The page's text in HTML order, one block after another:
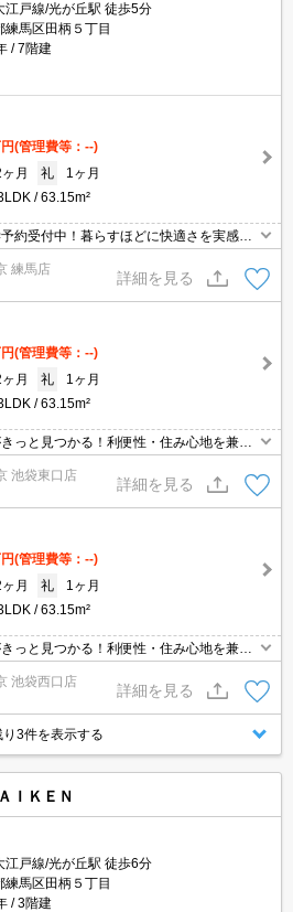
江戸線/光が丘駅 徒歩5分
練馬区田柄５丁目
7階建
(管理費等：--)
月 礼
1ヶ月
63.15m²
約受付中！暮らすほどに快適さを実感で
設の多さ！日常の買い物に便利！
練馬店
詳細を見る
(管理費等：--)
月 礼
1ヶ月
63.15m²
っと見つかる！利便性・住み心地を兼ね
ご相談ください。お部屋探しはタウンハ
！
池袋東口店
詳細を見る
(管理費等：--)
月 礼
1ヶ月
63.15m²
っと見つかる！利便性・住み心地を兼ね
ご相談ください。お部屋探しはタウンハ
！
池袋西口店
詳細を見る
り3件を表示する
ＩＫＥＮ
江戸線/光が丘駅 徒歩6分
練馬区田柄５丁目
3階建